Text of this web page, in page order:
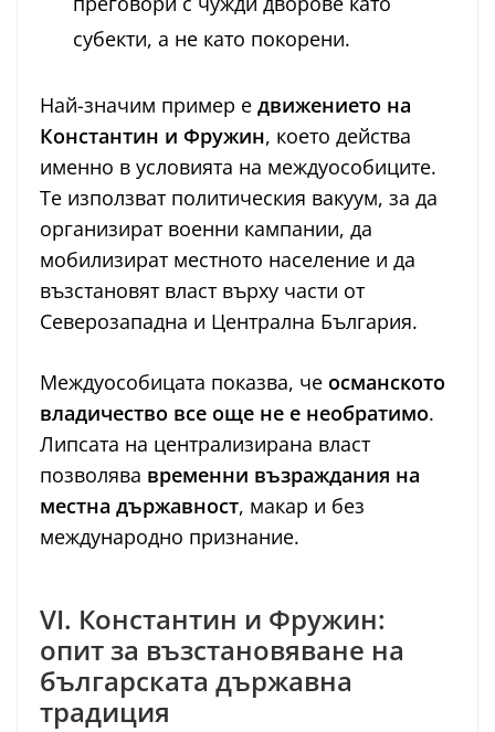
субекти, а не като покорени.
Най-значим пример е движението на
Константин и Фружин, което действа
именно в условията на междуособиците.
Те използват политическия вакуум, за да
организират военни кампании, да
мобилизират местното население и да
възстановят власт върху части от
Северозападна и Централна България.
Междуособицата показва, че османското
владичество все още не е необратимо.
Липсата на централизирана власт
позволява временни възраждания на
местна държавност, макар и без
международно признание.
VI. Константин и Фружин:
опит за възстановяване на
българската държавна
традиция